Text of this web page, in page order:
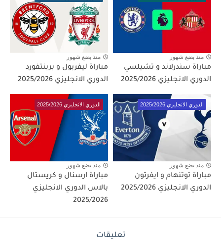
منذ بضع شهور
مباراة سندرلاند و تشيلسي
الدوري الانجليزي 2025/2026
منذ بضع شهور
مباراة ليفربول و برينتفورد
الدوري الانجليزي 2025/2026
الدوري الانجليزي 2025/2026
منذ بضع شهور
مباراة توتنهام و ايفرتون
الدوري الانجليزي 2025/2026
الدوري الانجليزي 2025/2026
منذ بضع شهور
مباراة ارسنال و كريستال
بالاس الدوري الانجليزي
2025/2026
تعليقات